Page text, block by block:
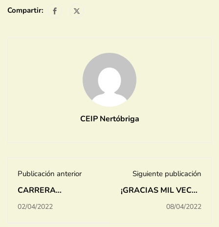
Compartir:
CEIP Nertóbriga
Publicación anterior
CARRERA
SOLIDARIA
02/04/2022
Siguiente publicación
¡GRACIAS MIL VECES
GRACIAS!
08/04/2022